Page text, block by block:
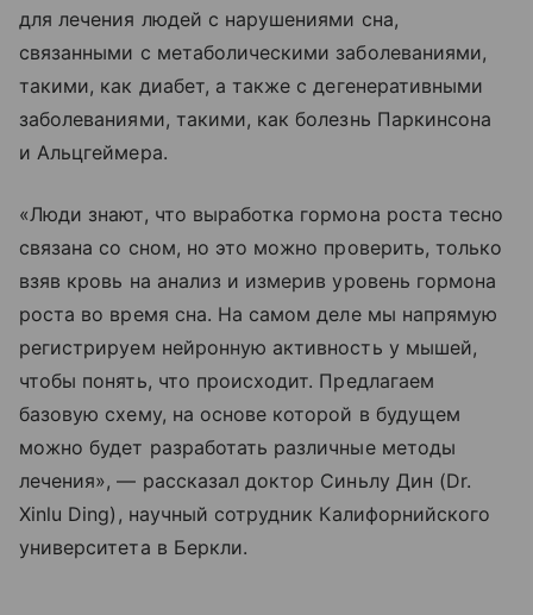
для лечения людей с нарушениями сна,
связанными с метаболическими заболеваниями,
такими, как диабет, а также с дегенеративными
заболеваниями, такими, как болезнь Паркинсона
и Альцгеймера.
«Люди знают, что выработка гормона роста тесно
связана со сном, но это можно проверить, только
взяв кровь на анализ и измерив уровень гормона
роста во время сна. На самом деле мы напрямую
регистрируем нейронную активность у мышей,
чтобы понять, что происходит. Предлагаем
базовую схему, на основе которой в будущем
можно будет разработать различные методы
лечения», — рассказал доктор Синьлу Дин (Dr.
Xinlu Ding), научный сотрудник Калифорнийского
университета в Беркли.